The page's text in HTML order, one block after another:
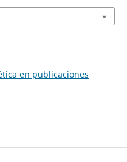
en publicaciones